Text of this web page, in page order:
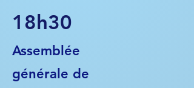
18h30
Assemblée
générale de